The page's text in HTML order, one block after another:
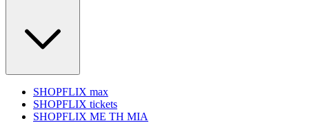
SHOPFLIX max
SHOPFLIX tickets
SHOPFLIX ΜΕ ΤΗ ΜΙΑ